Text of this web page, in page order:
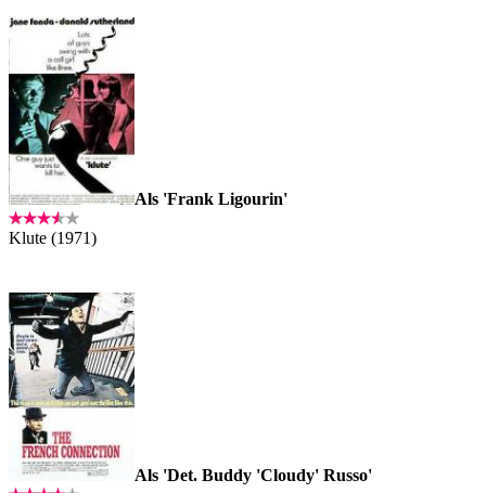
Als 'Frank Ligourin'
Klute (1971)
Als 'Det. Buddy 'Cloudy' Russo'